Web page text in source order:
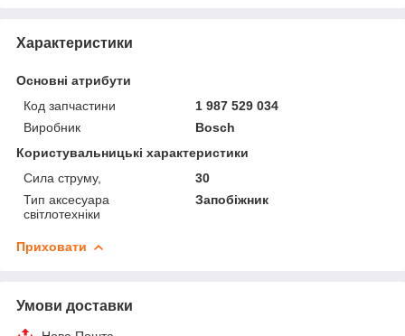
Характеристики
Основні атрибути
Код запчастини
1 987 529 034
Виробник
Bosch
Користувальницькі характеристики
Сила струму,
30
Тип аксесуара
світлотехніки
Запобіжник
Приховати
Умови доставки